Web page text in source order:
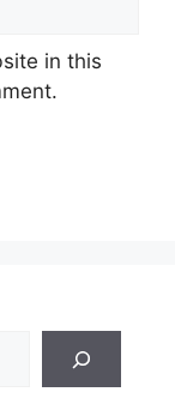
in this